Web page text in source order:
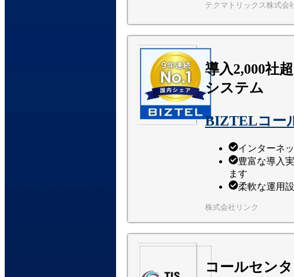
テクマトリックス株式会
導入2,000社
システム
BIZTELコー
インターネ
豊富な導入
ます
柔軟な運用
株式会社リンク
コールセン